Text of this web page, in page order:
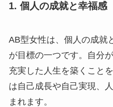
1. 個人の成就と幸福感
AB型女性は、個人の成就
が目標の一つです。自分
充実した人生を築くこと
は自己成長や自己実現、
まれます。